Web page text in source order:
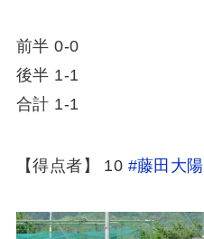
前半 0-0
後半 1-1
合計 1-1
【得点者】 10 #藤田大陽